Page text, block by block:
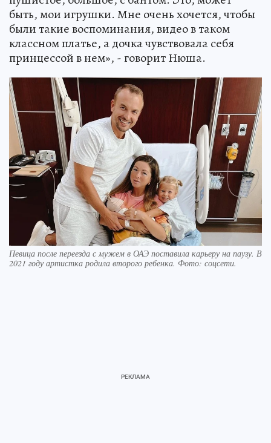
быть, мои игрушки. Мне очень хочется, чтобы
были такие воспоминания, видео в таком
классном платье, а дочка чувствовала себя
принцессой в нем», - говорит Нюша.
Певица после переезда с мужем в ОАЭ поставила карьеру на паузу. В
2021 году артистка родила второго ребенка. Фото: соцсети.